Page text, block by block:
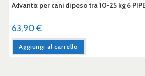
Advantix per cani di peso tra 10-25 kg 6
63,90€
Aggiungi al carrello